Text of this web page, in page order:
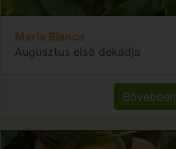
Maria Bianca
Augusztus első dekádja
Bővebben